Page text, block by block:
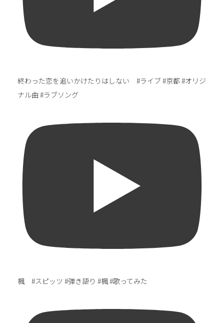
終わった恋を追いかけたりはしない #ライブ #京都 #オリジ
ナル曲 #ラブソング
楓 #スピッツ #弾き語り #楓 #歌ってみた